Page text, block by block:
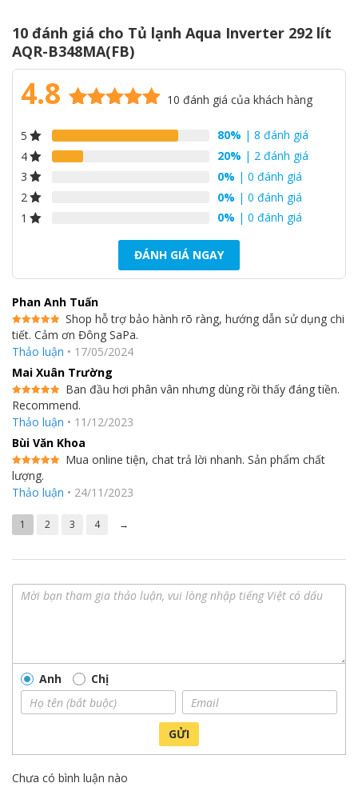
Ngăn đông91
Ngăn mát167
Dung tích ngăn biến nhiệt
600 x 680 x 1650
Chất liệu cửa tủMặt thép
Inverter
Ngăn đông mềm đa năng Magic room-18°C đến 5°C
Khay kính chịu lực
Khử mùi diệt khuẩn Deo-fresh
Tính năng khác
Bảng điều khiển cảm ứng
Chức năng ngày nghỉ Holiday
10 đánh giá cho Tủ lạnh Aqua Inverter 292 lít
AQR-B348MA(FB)
4.8
dựa trên
đánh giá
10 đánh giá của khách hàng
5 80% | 8 đánh giá
4
20% | 2 đánh giá
3
0% | 0 đánh giá
2
0% | 0 đánh giá
1
0% | 0 đánh giá
ĐÁNH GIÁ NGAY
Phan Anh Tuấn
Được xếp
hạng 55
sao
Shop hỗ trợ bảo hành rõ ràng, hướng dẫn sử dụng chi
tiết. Cảm ơn Đông SaPa.
Thảo luận • 17/05/2024
Mai Xuân Trường
Được xếp
hạng5 5
sao
Ban đầu hơi phân vân nhưng dùng rồi thấy đáng tiền.
Recommend.
Thảo luận • 11/12/2023
Bùi Văn Khoa
Được xếp
hạng55
sao
Mua online tiện, chat trả lời nhanh. Sản phẩm chất
lượng.
Thảo luận • 24/11/2023
1 2 3 4 →
Anh Chị
GỬI
Chưa có bình luận nào